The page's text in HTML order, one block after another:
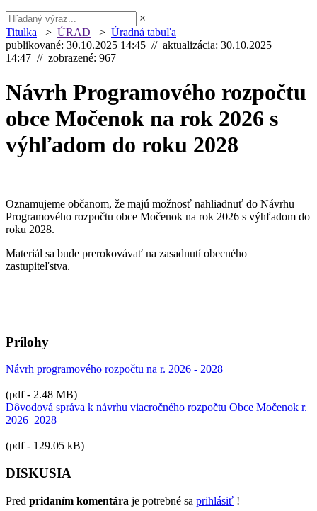
×
Titulka > ÚRAD > Úradná tabuľa
publikované: 30.10.2025 14:45 // aktualizácia: 30.10.2025
14:47 // zobrazené: 967
Návrh Programového rozpočtu
obce Močenok na rok 2026 s
výhľadom do roku 2028
Oznamujeme občanom, že majú možnosť nahliadnuť do Návrhu
Programového rozpočtu obce Močenok na rok 2026 s výhľadom do
roku 2028.
Materiál sa bude prerokovávať na zasadnutí obecného
zastupiteľstva.
Prílohy
Návrh programového rozpočtu na r. 2026 - 2028
(pdf - 2.48 MB)
Dôvodová správa k návrhu viacročného rozpočtu Obce Močenok r.
2026_2028
(pdf - 129.05 kB)
DISKUSIA
Pred pridaním komentára je potrebné sa prihlásiť !